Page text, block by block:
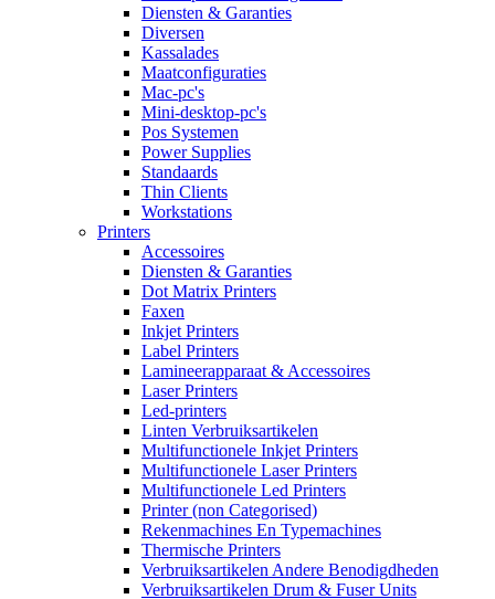
Diensten & Garanties
Diversen
Kassalades
Maatconfiguraties
Mac-pc's
Mini-desktop-pc's
Pos Systemen
Power Supplies
Standaards
Thin Clients
Workstations
Printers
Accessoires
Diensten & Garanties
Dot Matrix Printers
Faxen
Inkjet Printers
Label Printers
Lamineerapparaat & Accessoires
Laser Printers
Led-printers
Linten Verbruiksartikelen
Multifunctionele Inkjet Printers
Multifunctionele Laser Printers
Multifunctionele Led Printers
Printer (non Categorised)
Rekenmachines En Typemachines
Thermische Printers
Verbruiksartikelen Andere Benodigdheden
Verbruiksartikelen Drum & Fuser Units